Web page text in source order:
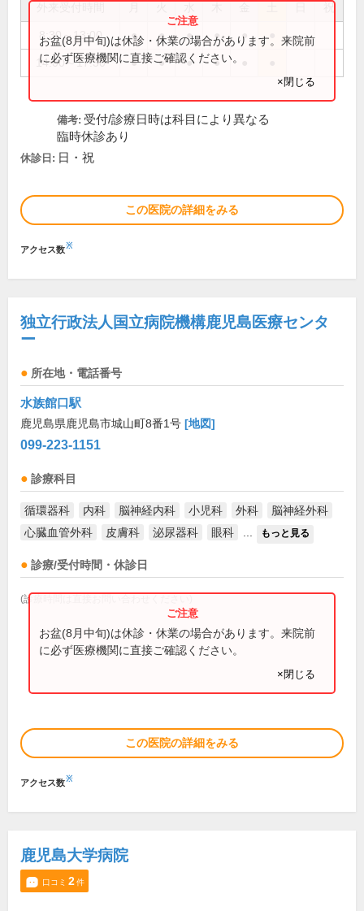
祝
8:30～13:00 ● ● ● ● ●
14:00～17:30 ● ● ● ●
お盆(8月中旬)は休診・休業の場合があります。来院前
に必ず医療機関に直接ご確認ください。
×閉じる
備考: 受付/診療日時は科目により異なる
臨時休診あり
休診日: 日・祝
この医院の詳細をみる
アクセス数※
独立行政法人国立病院機構鹿児島医療センタ
ー
所在地・電話番号
水族館口駅
鹿児島県鹿児島市城山町8番1号 [地図]
099-223-1151
診療科目
循環器科 内科 脳神経内科 小児科 外科
脳神経外科
心臓血管外科
皮膚科 泌尿器科 眼科 もっと見る
診療/受付時間・休診日
(診療時間は直接お問い合わせください)
お盆(8月中旬)は休診・休業の場合があります。来院前
に必ず医療機関に直接ご確認ください。
×閉じる
この医院の詳細をみる
アクセス数※
鹿児島大学病院
口コミ 2件